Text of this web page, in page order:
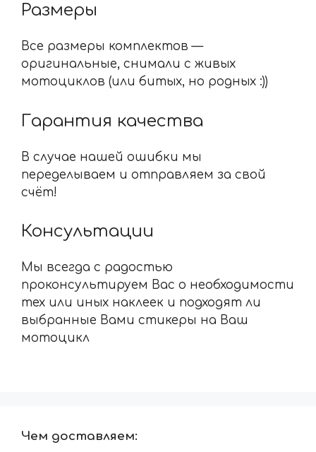
Размеры
Все размеры комплектов —
оригинальные, снимали с живых
мотоциклов (или битых, но родных :))
Гарантия качества
В случае нашей ошибки мы
переделываем и отправляем за свой
счёт!
Консультации
Мы всегда с радостью
проконсультируем Вас о необходимости
тех или иных наклеек и подходят ли
выбранные Вами стикеры на Ваш
мотоцикл
Чем доставляем: